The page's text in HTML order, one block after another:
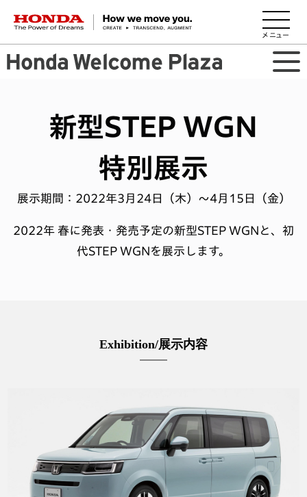
HONDA The Power of Dreams
新型STEP WGN
特別展示
展示期間：2022年3月24日（木）～4月15日（金）
2022年 春に発表・発売予定の新型STEP WGNと、初
代STEP WGNを展示します。
Exhibition/展示内容